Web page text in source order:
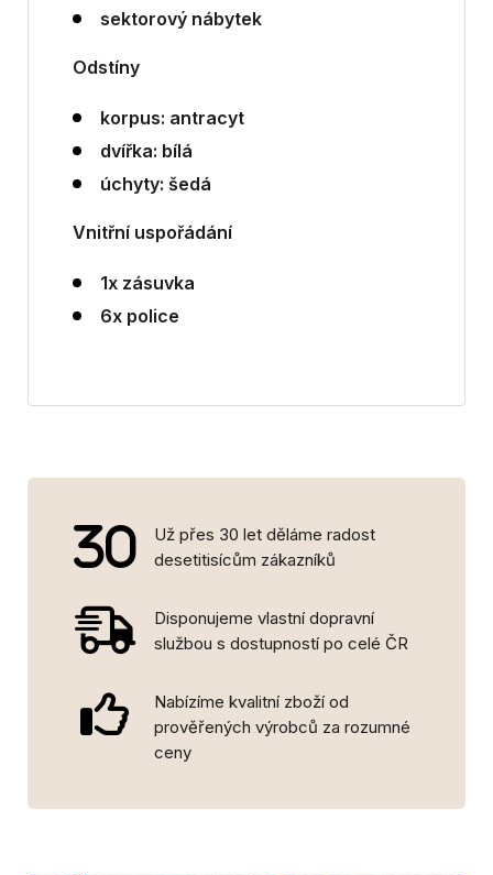
sektorový nábytek
​Odstíny
korpus: antracyt
dvířka: bílá
úchyty: šedá
Vnitřní uspořádání
1x zásuvka
6x police
Už přes 30 let děláme radost
desetitisícům zákazníků
Disponujeme vlastní dopravní
službou s dostupností po celé ČR
Nabízíme kvalitní zboží od
prověřených výrobců za rozumné
ceny